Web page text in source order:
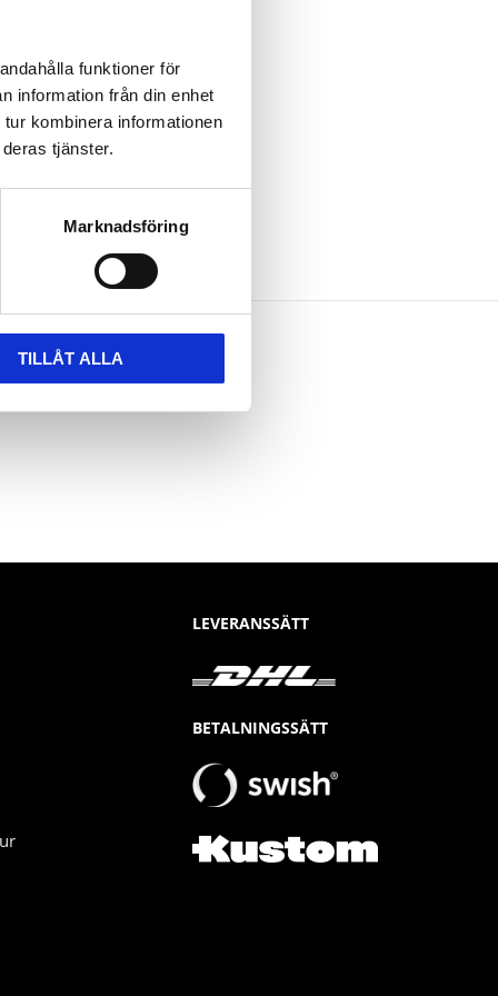
funktioner för
information från din enhet
kombinera informationen
tjänster.
Marknadsföring
TILLÅT ALLA
LEVERANSSÄTT
BETALNINGSSÄTT